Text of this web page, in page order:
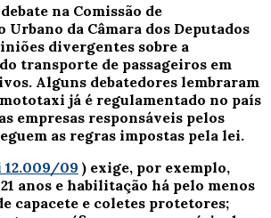
na Comissão de
da Câmara dos Deputados
divergentes sobre a
transporte de passageiros em
Alguns debatedores lembraram
já é regulamentado no país
empresas responsáveis pelos
as regras impostas pela lei.
12.009/09 ) exige, por exemplo,
anos e habilitação há pelo menos
capacete e coletes protetores;